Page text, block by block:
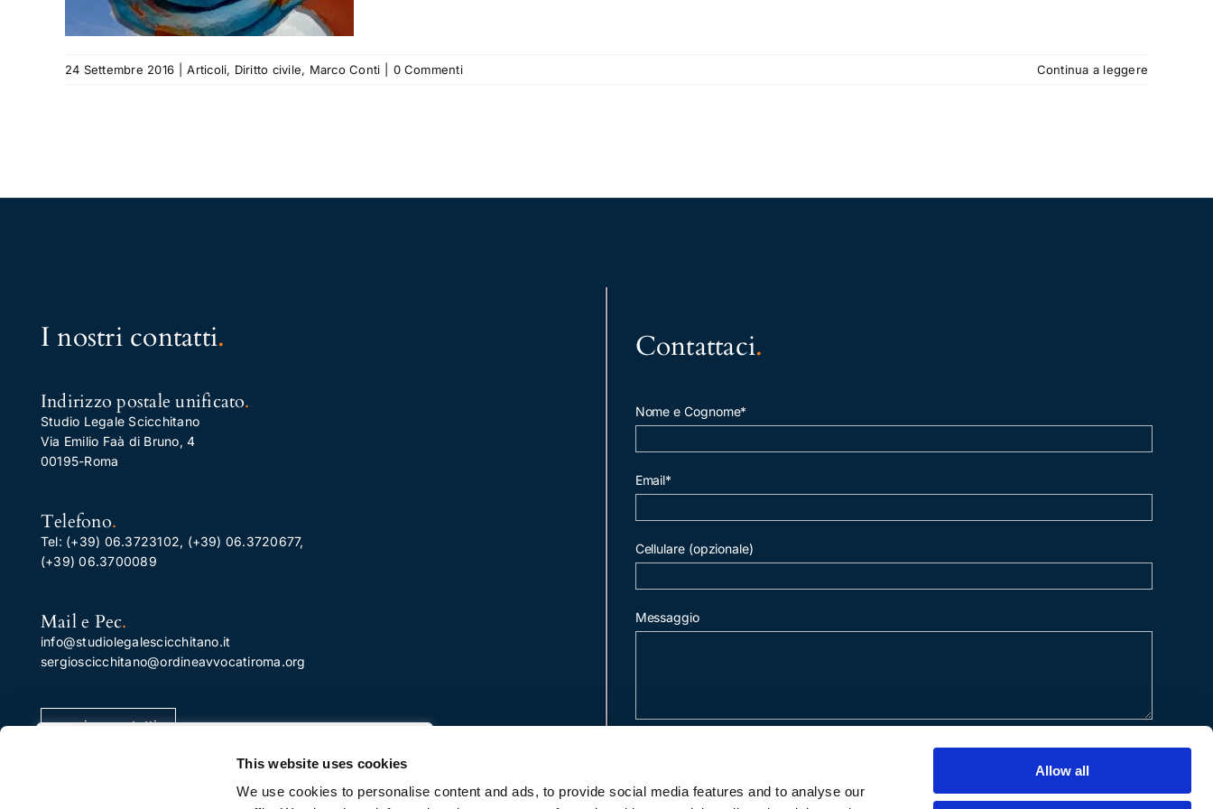
This website uses cookies
We use cookies to personalise content and ads, to provide social media features and to analyse our
Allow all
Utilizziamo i cookie per migliorare la tua esperienza di
navigazione, pubblicare annunci o contenuti
24 Settembre 2016 Articoli, Diritto civile, Marco Conti 0 Commenti Continua a leggere
I nostri contatti.
Indirizzo postale unificato.
Studio Legale Scicchitano
Via Emilio Faà di Bruno, 4
00195-Roma
Telefono.
Tel: (+39) 06.3723102, (+39) 06.3720677,
(+39) 06.3700089
Mail e Pec.
info@studiolegalescicchitano.it
sergioscicchitano@ordineavvocatiroma.org
pagina contatti
Contattaci.
Nome e Cognome*
Email*
Cellulare (opzionale)
Messaggio